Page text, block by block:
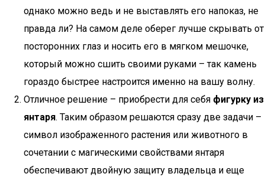
однако можно ведь и не выставлять его напоказ, не
правда ли? На самом деле оберег лучше скрывать от
посторонних глаз и носить его в мягком мешочке,
который можно сшить своими руками – так камень
гораздо быстрее настроится именно на вашу волну.
Отличное решение – приобрести для себя фигурку из
янтаря. Таким образом решаются сразу две задачи –
символ изображенного растения или животного в
сочетании с магическими свойствами янтаря
обеспечивают двойную защиту владельца и еще